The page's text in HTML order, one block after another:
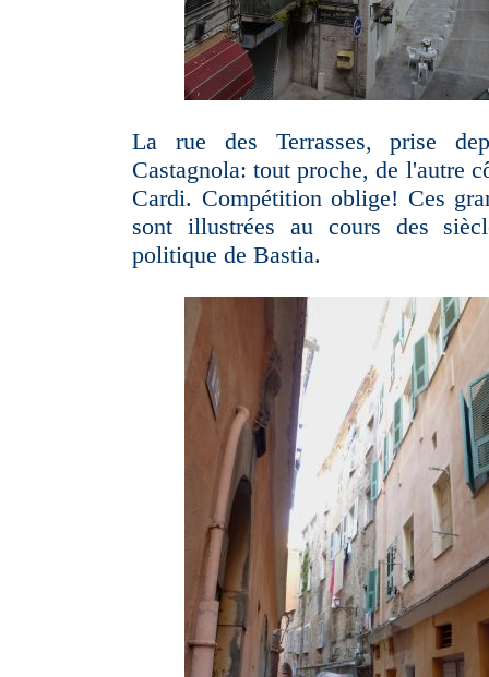
La rue des Terrasses, prise
Castagnola: tout proche, de l'autre
Cardi. Compétition oblige! Ces
sont illustrées au cours des
politique de Bastia.